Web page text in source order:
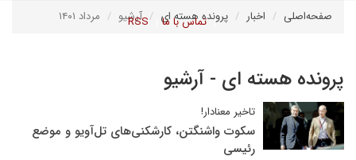
تماس با ما RSS صفحه‌اصلی اخبار پرونده هسته ای آرشیو مرداد ۱۴۰۱
پرونده هسته ای - آرشیو
تاخیر معنادار!
سکوت واشنگتن، کارشکنی‌های تل‌آویو و موضع
رئیسی